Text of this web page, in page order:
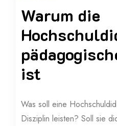
Warum die
ist
Was soll eine
Disziplin leisten? Soll sie